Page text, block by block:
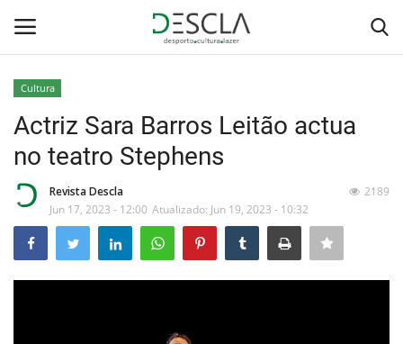
Home
...by Descla
Desporto
Cultura
Actriz Sara Barros Leitão actua
no teatro Stephens
Revista Descla
Jun 17, 2023 - 12:00 Atualizado: Jun 19, 2023 - 10:32
2189